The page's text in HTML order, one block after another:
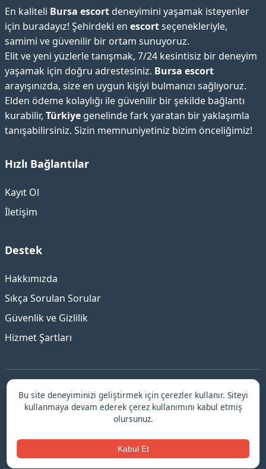
En kaliteli Bursa escort deneyimini yaşamak isteyenler
için buradayız! Şehirdeki en escortseçenekleriyle,
samimi ve güvenilir bir ortam sunuyoruz.
Elit ve yeni yüzlerle tanışmak, 7/24 kesintisiz bir deneyim
yaşamak için doğru adrestesiniz. Bursa escort
arayışınızda, size en uygun kişiyi bulmanızı sağlıyoruz.
Elden ödeme kolaylığı ile güvenilir bir şekilde bağlantı
kurabilir, Türkiye genelinde fark yaratan bir yaklaşımla
tanışabilirsiniz. Sizin memnuniyetiniz bizim önceliğimiz!
Hızlı Bağlantılar
Kayıt Ol
İletişim
Destek
Hakkımızda
Sıkça Sorulan Sorular
Güvenlik ve Gizlilik
Hizmet Şartları
© BursaEscort ile Güvenilir ve Elit Deneyim
© 2026 Bursa escort.
Bu site deneyiminizi geliştirmek için çerezler kullanır. Siteyi
kullanmaya devam ederek çerez kullanımını kabul etmiş
olursunuz.
Kabul Et
kadıköy escort bayanlar